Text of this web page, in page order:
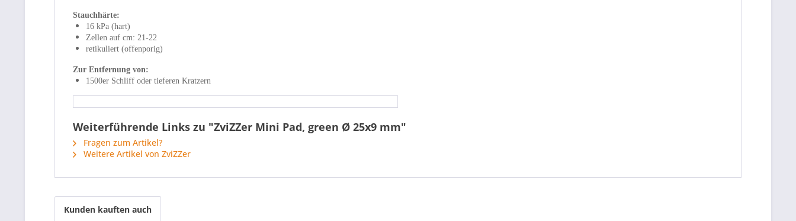
Stauchhärte:
16 kPa (hart)
Zellen auf cm: 21-22
retikuliert (offenporig)
Zur Entfernung von:
1500er Schliff oder tieferen Kratzern
Weiterführende Links zu "ZviZZer Mini Pad, green Ø 25x9 mm"
Fragen zum Artikel?
Weitere Artikel von ZviZZer
Kunden kauften auch